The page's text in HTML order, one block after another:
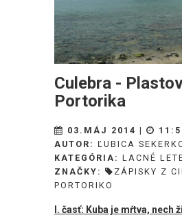
Culebra -
Portorika
03.MÁJ 2014 |
AUTOR: ĽUBICA
KATEGÓRIA: LACNÉ
ZNAČKY:
ZÁPISKY Z
PORTORIKO
I. časť: Kuba je mŕtva, nech